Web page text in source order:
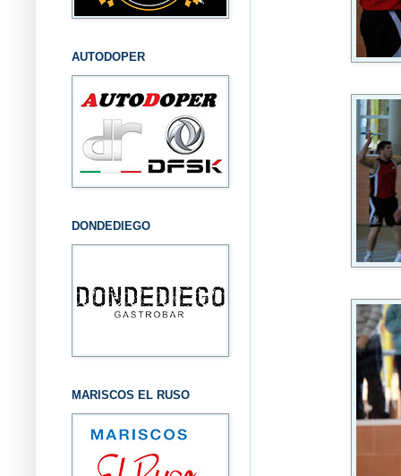
AUTODOPER
DONDEDIEGO
MARISCOS EL RUSO